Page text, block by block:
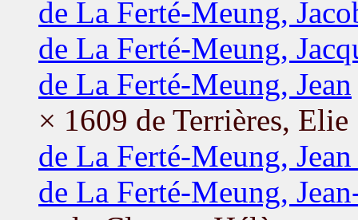
de La Ferté-Meung,
de La Ferté-Meung,
de La Ferté-Meung, Jean
× 1609 de Terrières, Elie
de La Ferté-Meung,
de La Ferté-Meung,